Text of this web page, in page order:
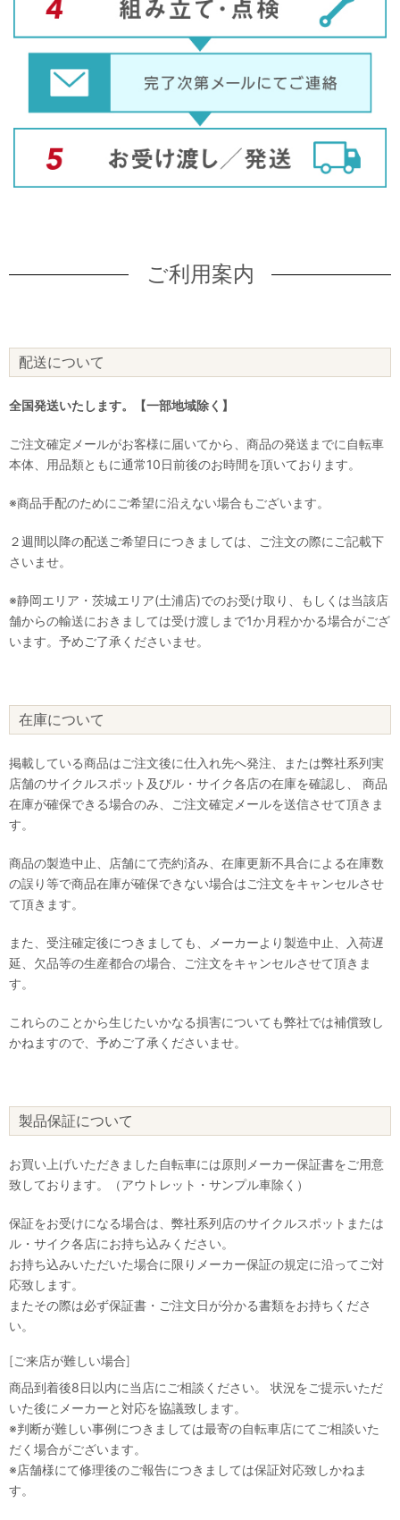
ご利用案内
配送について
全国発送いたします。【一部地域除く】
ご注文確定メールがお客様に届いてから、商品の発送までに自転車
本体、用品類ともに通常10日前後のお時間を頂いております。
※商品手配のためにご希望に沿えない場合もございます。
２週間以降の配送ご希望日につきましては、ご注文の際にご記載下
さいませ。
※静岡エリア・茨城エリア(土浦店)でのお受け取り、もしくは当該店
舗からの輸送におきましては受け渡しまで1か月程かかる場合がござ
います。予めご了承くださいませ。
在庫について
掲載している商品はご注文後に仕入れ先へ発注、または弊社系列実
店舗のサイクルスポット及びル・サイク各店の在庫を確認し、 商品
在庫が確保できる場合のみ、ご注文確定メールを送信させて頂きま
す。
商品の製造中止、店舗にて売約済み、在庫更新不具合による在庫数
の誤り等で商品在庫が確保できない場合はご注文をキャンセルさせ
て頂きます。
また、受注確定後につきましても、メーカーより製造中止、入荷遅
延、欠品等の生産都合の場合、ご注文をキャンセルさせて頂きま
す。
これらのことから生じたいかなる損害についても弊社では補償致し
かねますので、予めご了承くださいませ。
製品保証について
お買い上げいただきました自転車には原則メーカー保証書をご用意
致しております。（アウトレット・サンプル車除く）
保証をお受けになる場合は、弊社系列店のサイクルスポットまたは
ル・サイク各店にお持ち込みください。
お持ち込みいただいた場合に限りメーカー保証の規定に沿ってご対
応致します。
またその際は必ず保証書・ご注文日が分かる書類をお持ちくださ
い。
[ご来店が難しい場合]
商品到着後8日以内に当店にご相談ください。 状況をご提示いただ
いた後にメーカーと対応を協議致します。
※判断が難しい事例につきましては最寄の自転車店にてご相談いた
だく場合がございます。
※店舗様にて修理後のご報告につきましては保証対応致しかねま
す。